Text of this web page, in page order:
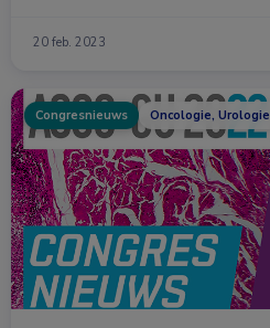
20 feb. 2023
Congresnieuws Oncologie, Urologie